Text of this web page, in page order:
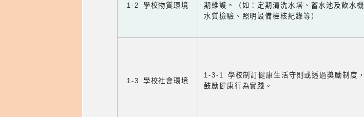
1-2 學校物質環境
期維護。（如：定期清洗水塔、蓄水池及飲水機
水質檢驗、照明設備檢核紀錄等）
1-3 學校社會環境
1-3-1 學校制訂健康生活守則或透過獎勵制度，
鼓勵健康行為實踐。